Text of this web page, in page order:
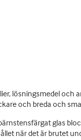
lösningsmedel och
och breda och
glas
när det är brutet